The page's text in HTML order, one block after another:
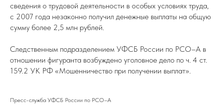
сведения о трудовой деятельности в особых условиях труда,
с 2007 года незаконно получил денежные выплаты на общую
сумму более 2,5 млн рублей.
Следственным подразделением УФСБ России по РСО–А в
отношении фигуранта возбуждено уголовное дело по ч. 4 ст.
159.2 УК РФ «Мошенничество при получении выплат».
Пресс-служба УФСБ России по РСО–А